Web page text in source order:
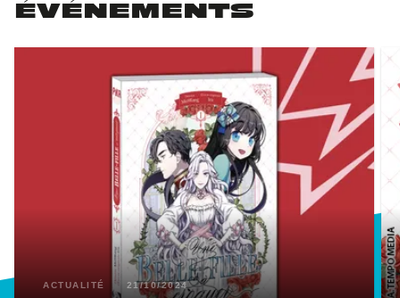
ÉVÉNEMENTS
ACTUALITÉ 21/10/2024